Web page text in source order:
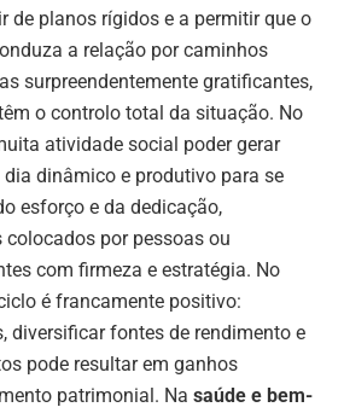
de planos rígidos e a permitir que o
a relação por caminhos
surpreendentemente gratificantes,
o controlo total da situação. No
atividade social poder gerar
dinâmico e produtivo para se
esforço e da dedicação,
por pessoas ou
com firmeza e estratégia. No
é francamente positivo:
diversificar fontes de rendimento e
pode resultar em ganhos
patrimonial. Na saúde e bem-